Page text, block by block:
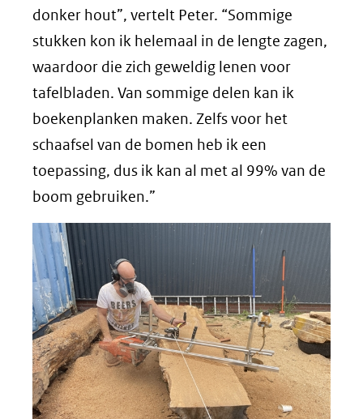
donker hout”, vertelt Peter. “Sommige
stukken kon ik helemaal in de lengte zagen,
waardoor die zich geweldig lenen voor
tafelbladen. Van sommige delen kan ik
boekenplanken maken. Zelfs voor het
schaafsel van de bomen heb ik een
toepassing, dus ik kan al met al 99% van de
boom gebruiken.”